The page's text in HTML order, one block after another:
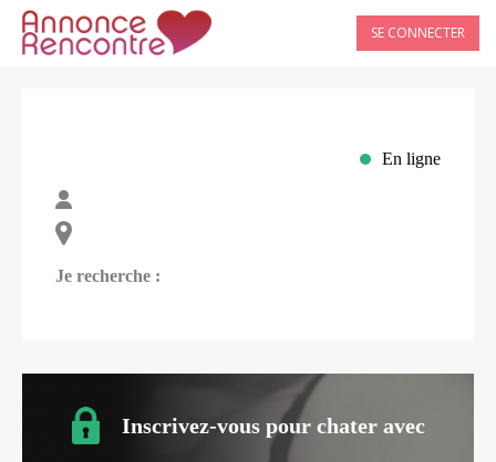
SE CONNECTER
En ligne
Je recherche :
Inscrivez-vous pour chater avec